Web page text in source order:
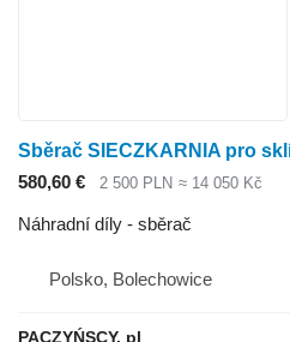
580,60 € 2 500 PLN ≈ 14 050 Kč
Náhradní díly - sběrač
Polsko, Bolechowice
PACZYŃSCY. pl